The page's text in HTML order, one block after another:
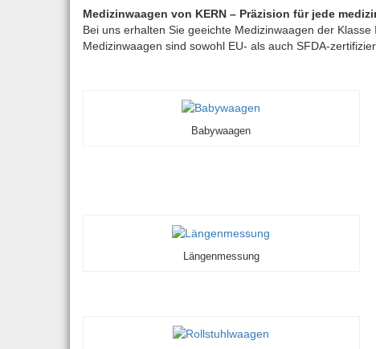
Medizinwaagen von KERN – Präzision für jede
Bei uns erhalten Sie geeichte Medizinwaagen der
Medizinwaagen sind sowohl EU- als auch SFDA-
Babywaagen
Längenmessung